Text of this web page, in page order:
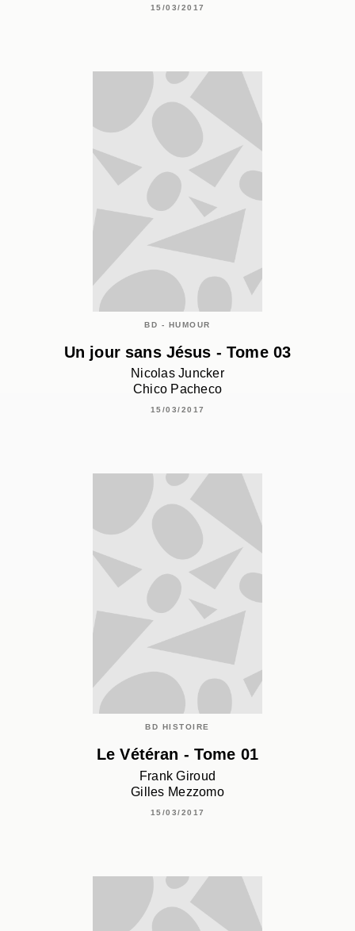
15/03/2017
BD - HUMOUR
Un jour sans Jésus - Tome 03
Nicolas Juncker
Chico Pacheco
15/03/2017
BD HISTOIRE
Le Vétéran - Tome 01
Frank Giroud
Gilles Mezzomo
15/03/2017